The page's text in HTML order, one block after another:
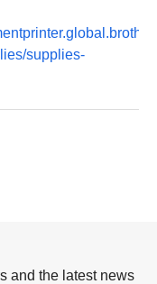
supplies-
and the latest news